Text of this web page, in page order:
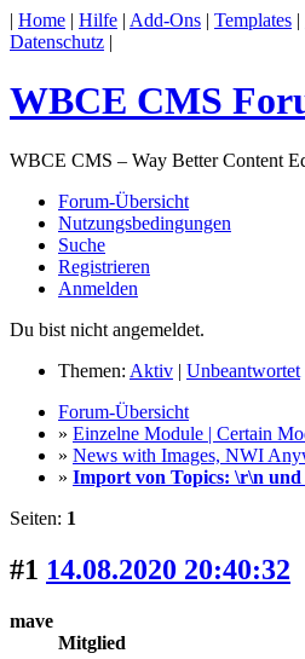
| Home | Hilfe | Add-Ons | Templates |
Datenschutz |
WBCE CMS
WBCE CMS – Way Better Content
Forum-Übersicht
Nutzungsbedingungen
Suche
Registrieren
Anmelden
Du bist nicht angemeldet.
Themen: Aktiv | Unbeantwortet
Forum-Übersicht
» Einzelne Module | Certain
» News with Images, NWI
» Import von Topics: \r\n
Seiten: 1
#1 14.08.2020 20:40:32
mave
Mitglied